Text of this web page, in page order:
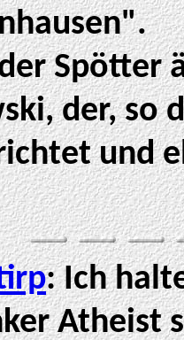
Spötter
der, so
und
: Ich
Atheist